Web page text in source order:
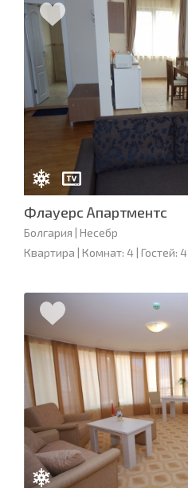
Флауерс Апартментс
Болгария | Несебр
Квартира | Комнат: 4 | Гостей: 4